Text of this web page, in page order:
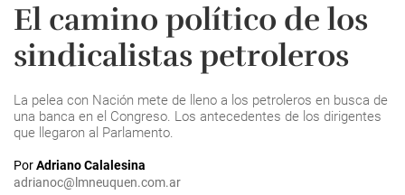
El camino político de los
sindicalistas petroleros
La pelea con Nación mete de lleno a los petroleros en busca de
una banca en el Congreso. Los antecedentes de los dirigentes
que llegaron al Parlamento.
PorAdriano Calalesina
adrianoc@lmneuquen.com.ar